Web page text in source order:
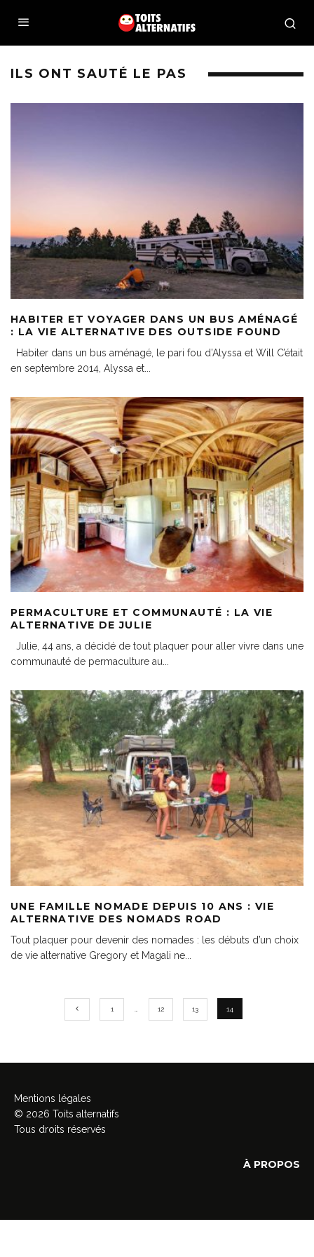
ILS ONT SAUTÉ LE PAS
HABITER ET VOYAGER DANS UN BUS AMÉNAGÉ
: LA VIE ALTERNATIVE DES OUTSIDE FOUND
Habiter dans un bus aménagé, le pari fou d’Alyssa et Will C’était
en septembre 2014, Alyssa et
PERMACULTURE ET COMMUNAUTÉ : LA VIE
ALTERNATIVE DE JULIE
Julie, 44 ans, a décidé de tout plaquer pour aller vivre dans une
communauté de permaculture au...
UNE FAMILLE NOMADE DEPUIS 10 ANS : VIE
ALTERNATIVE DES NOMADS ROAD
Tout plaquer pour devenir des nomades : les débuts d’un choix
de vie alternative Gregory et Magali ne
1 12 13 14
Mentions légales
© 2026 Toits alternatifs
Tous droits réservés
À PROPOS